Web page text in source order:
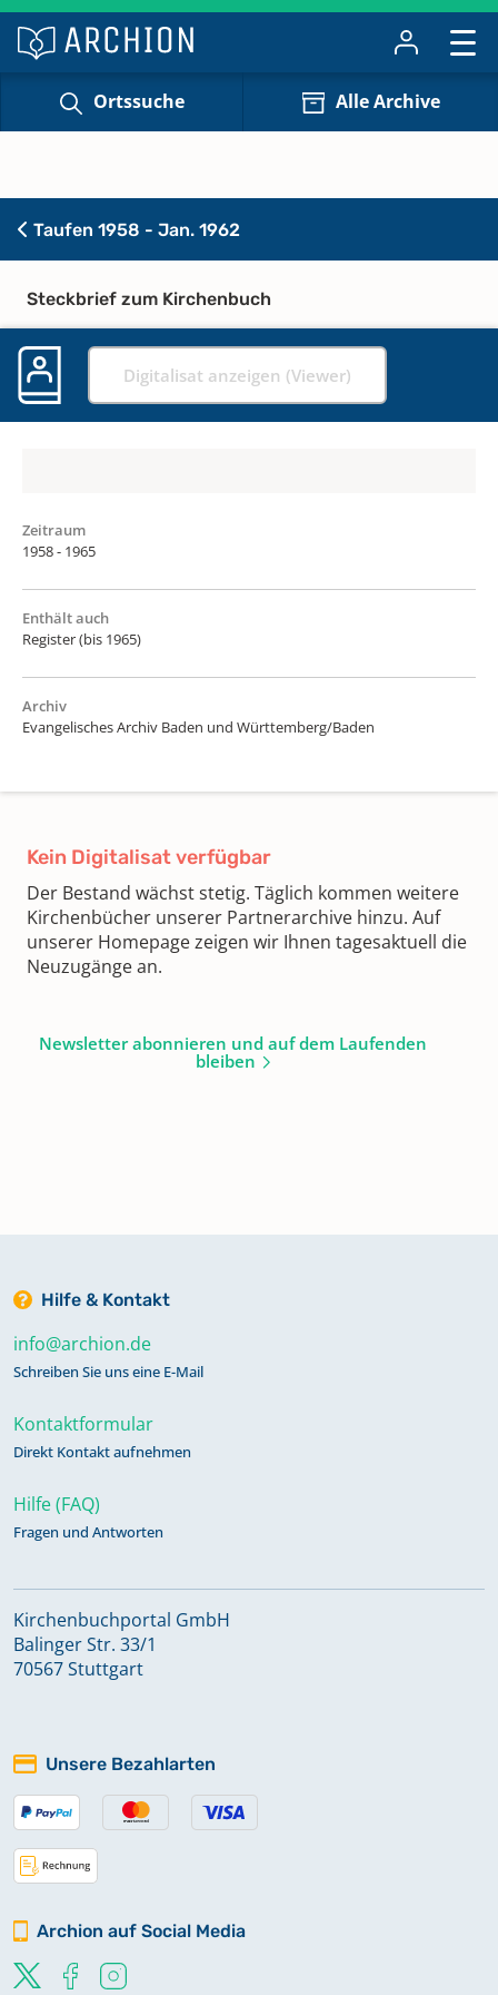
Ortssuche Alle Archive
Taufen 1958 - Jan. 1962
Steckbrief zum Kirchenbuch
Digitalisat anzeigen (Viewer)
Zeitraum
1958 - 1965
Enthält auch
Register (bis 1965)
Archiv
Evangelisches Archiv Baden und Württemberg/Baden
Kein Digitalisat verfügbar
Der Bestand wächst stetig. Täglich kommen weitere
Kirchenbücher unserer Partnerarchive hinzu. Auf
unserer Homepage zeigen wir Ihnen tagesaktuell die
Neuzugänge an.
Newsletter abonnieren und auf dem Laufenden
bleiben
Hilfe & Kontakt
info@archion.de
Schreiben Sie uns eine E-Mail
Kontaktformular
Direkt Kontakt aufnehmen
Hilfe (FAQ)
Fragen und Antworten
Kirchenbuchportal GmbH
Balinger Str. 33/1
70567 Stuttgart
Unsere Bezahlarten
Archion auf Social Media